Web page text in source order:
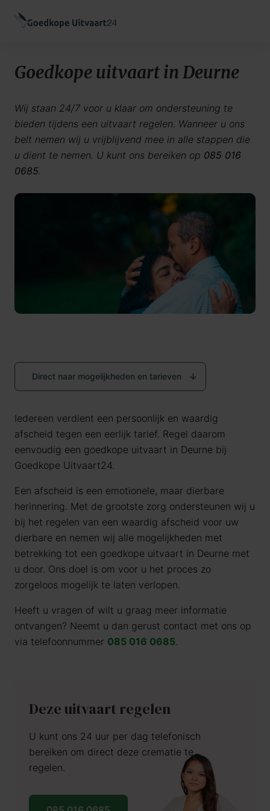
Goedkope uitvaart in Deurne
Wij staan 24/7 voor u klaar om ondersteuning te
bieden tijdens een uitvaart regelen. Wanneer u ons
belt nemen wij u vrijblijvend mee in alle stappen die
u dient te nemen. U kunt ons bereiken op 085 016
0685.
Direct naar mogelijkheden en tarieven
Iedereen verdient een persoonlijk en waardig
afscheid tegen een eerlijk tarief. Regel daarom
eenvoudig een goedkope uitvaart in Deurne bij
Goedkope Uitvaart24.
Een afscheid is een emotionele, maar dierbare
herinnering. Met de grootste zorg ondersteunen wij u
bij het regelen van een waardig afscheid voor uw
dierbare en nemen wij alle mogelijkheden met
betrekking tot een goedkope uitvaart in Deurne met
u door. Ons doel is om voor u het proces zo
zorgeloos mogelijk te laten verlopen.
Heeft u vragen of wilt u graag meer informatie
ontvangen? Neemt u dan gerust contact met ons op
via telefoonnummer 085 016 0685.
Deze uitvaart regelen
U kunt ons 24 uur per dag telefonisch
bereiken om direct deze crematie te
regelen.